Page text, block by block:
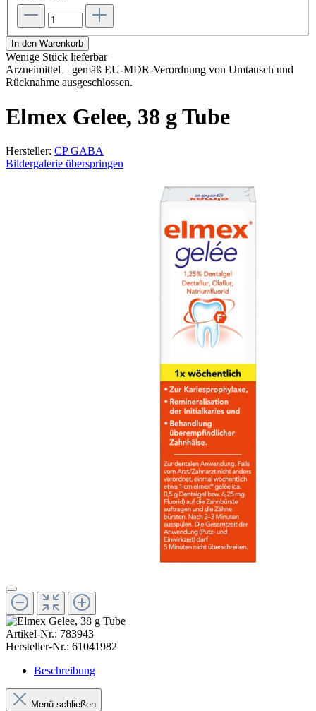
In den Warenkorb
Wenige Stück lieferbar
Arzneimittel – gemäß EU-MDR-Verordnung von Umtausch und
Rücknahme ausgeschlossen.
Elmex Gelee, 38 g Tube
Hersteller: CP GABA
Bildergalerie überspringen
Artikel-Nr.: 783943
Hersteller-Nr.: 61041982
Beschreibung
Menü schließen